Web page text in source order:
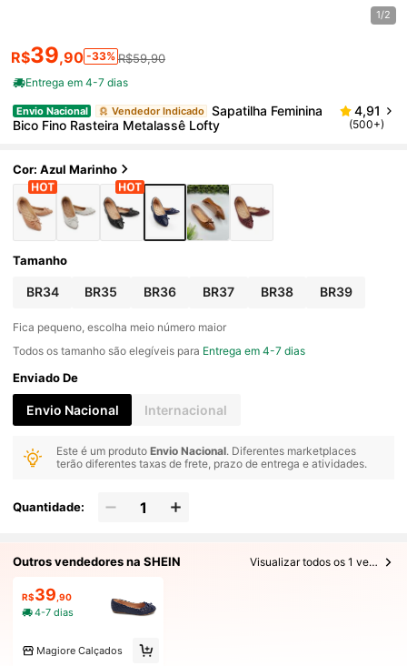
1/2
R$39,90 -33% R$59,90
Entrega em 4-7 dias
Envio Nacional Vendedor Indicado Sapatilha Feminina
Bico Fino Rasteira Metalassê Lofty
4,91
(500+)
Cor: Azul Marinho
Tamanho
BR34 BR35 BR36 BR37 BR38 BR39
Fica pequeno, escolha meio número maior
Todos os tamanho são elegíveis para Entrega em 4-7 dias
Enviado De
Envio Nacional Internacional
Este é um produtoEnvio Nacional. Diferentes marketplaces
terão diferentes taxas de frete, prazo de entrega e atividades.
Quantidade:
Outros vendedores na SHEIN Visualizar todos os 1 vendedores
R$39 ,90
4-7 dias
Magiore Calçados